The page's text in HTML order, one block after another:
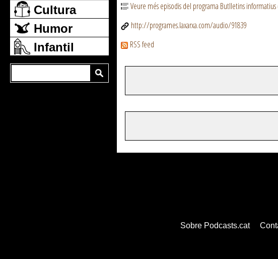
Cultura
Humor
Infantil
Veure més episodis del programa Butlletins informatius
http://programes.laxarxa.com/audio/91839
RSS feed
Sobre Podcasts.cat